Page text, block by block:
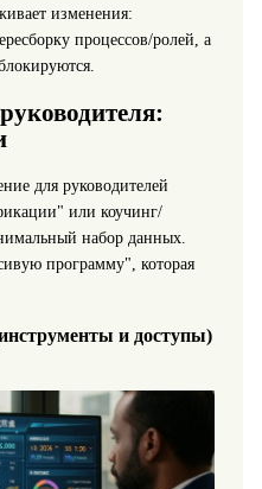
изменения:
процессов/ролей, а
для руководителей
или коучинг/
набор данных.
программу", которая
и доступы)